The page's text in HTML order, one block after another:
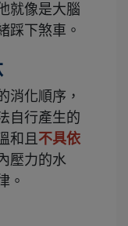
就像是大腦
踩下煞車。
消化順序，
自行產生的
和且 不具依
壓力的水
。